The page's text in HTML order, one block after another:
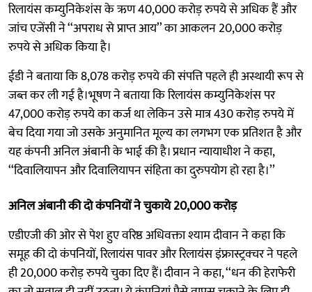
रिलायंस कम्युनिकेशंस के ऋण 40,000 करोड़ रुपये से अधिक हैं और
जांच एजेंसी ने ‘‘अपराध से प्राप्त आय’’ का आकलन 20,000 करोड़
रुपये से अधिक किया है।
ईडी ने बताया कि 8,078 करोड़ रुपये की संपत्ति पहले ही अस्थायी रूप से
जब्त कर ली गई है।भूषण ने बताया कि रिलायंस कम्युनिकेशंस पर
47,000 करोड़ रुपये का कर्ज था लेकिन उसे मात्र 430 करोड़ रुपये में
बेच दिया गया जो उसके अनुमानित मूल्य का लगभग एक प्रतिशत है और
यह कंपनी अनिल अंबानी के भाई की है। प्रधान न्यायाधीश ने कहा,
‘‘दिवालियापन और दिवालियापन संहिता का दुरुपयोग हो रहा है।’’
अनिल अंबानी की दो कंपनियों ने चुकाये 20,000 करोड़
एडीएजी की ओर से पेश हुए वरिष्ठ अधिवक्ता श्याम दीवान ने कहा कि
समूह की दो कंपनियों, रिलायंस पावर और रिलायंस इंफ्रास्ट्रक्चर ने पहले
ही 20,000 करोड़ रुपये चुका दिए हैं। दीवान ने कहा, ‘‘धन की हेराफेरी